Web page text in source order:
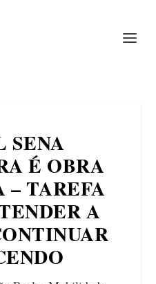
SENA
É OBRA
– TAREFA
A